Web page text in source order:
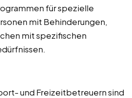
für spezielle
mit Behinderungen,
mit spezifischen
und Freizeitbetreuern sind